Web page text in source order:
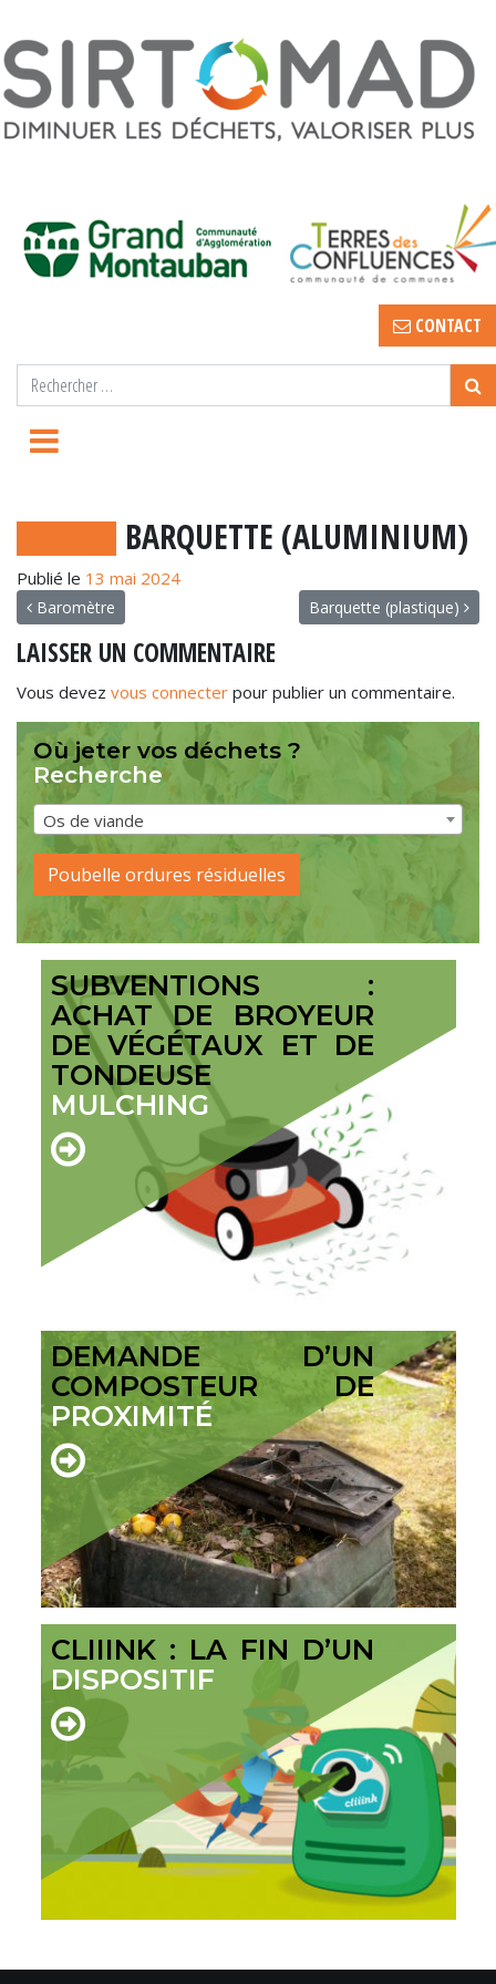
CONTACT
BARQUETTE (ALUMINIUM)
Publié le 13 mai 2024
NAVIGATION
Baromètre Barquette (plastique)
LAISSER UN COMMENTAIRE
Vous devez vous connecter pour publier un commentaire.
Où jeter vos déchets ?
Recherche
Os de viande
Poubelle ordures résiduelles
SUBVENTIONS :
ACHAT DE BROYEUR
DE VÉGÉTAUX ET DE
TONDEUSE
MULCHING
DEMANDE D’UN
COMPOSTEUR DE
PROXIMITÉ
CLIIINK : LA FIN D’UN
DISPOSITIF